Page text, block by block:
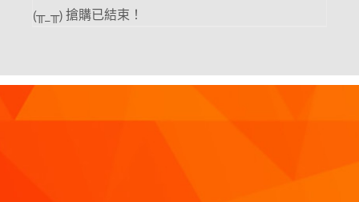
(╥_╥) 搶購已結束！